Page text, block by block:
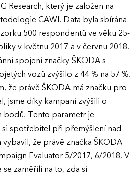
Research, který je založen na
CAWI. Data byla sbírána
500 respondentů ve věku 25-
v květnu 2017 a v červnu 2018.
spojení značky ŠKODA s
vozů zvýšilo z 44 % na 57 %.
že právě ŠKODA má značku pro
jsme díky kampani zvýšili o
bodů. Tento parametr je
spotřebitel při přemýšlení nad
že právě značka ŠKODA
Evaluator 5/2017, 6/2018. V
zaměřili na to, zda si